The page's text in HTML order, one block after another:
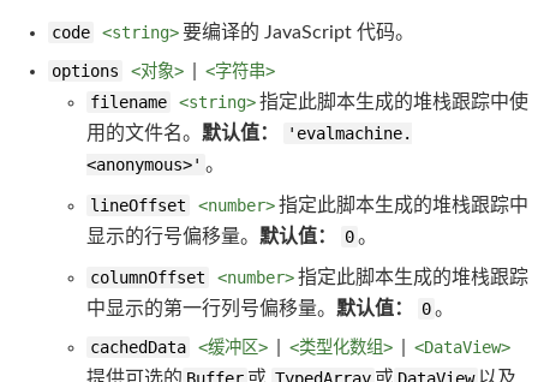
code <string>要编译的 JavaScript 代码。
options
<对象>
<字符串>
filename
<string>指定此脚本生成的堆栈跟踪中使
用的文件名。 默认值：
'evalmachine.
<anonymous>' 。
lineOffset <number>指定此脚本生成的堆栈跟踪中
显示的行号偏移量。 默认值： 0。
columnOffset <number>指定此脚本生成的堆栈跟踪
中显示的第一行列号偏移量。 默认值： 0。
cachedData
<缓冲区> <类型化数组>
<Da​​taView>